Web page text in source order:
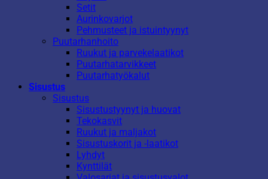
Setit
Aurinkovarjot
Pehmusteet ja istuintyynyt
Puutarhanhoito
Ruukut ja parvekelaatikot
Puutarhatarvikkeet
Puutarhatyökalut
Sisustus
Sisustus
Sisustustyynyt ja huovat
Tekokasvit
Ruukut ja maljakot
Sisustuskorit ja -laatikot
Lyhdyt
Kynttilät